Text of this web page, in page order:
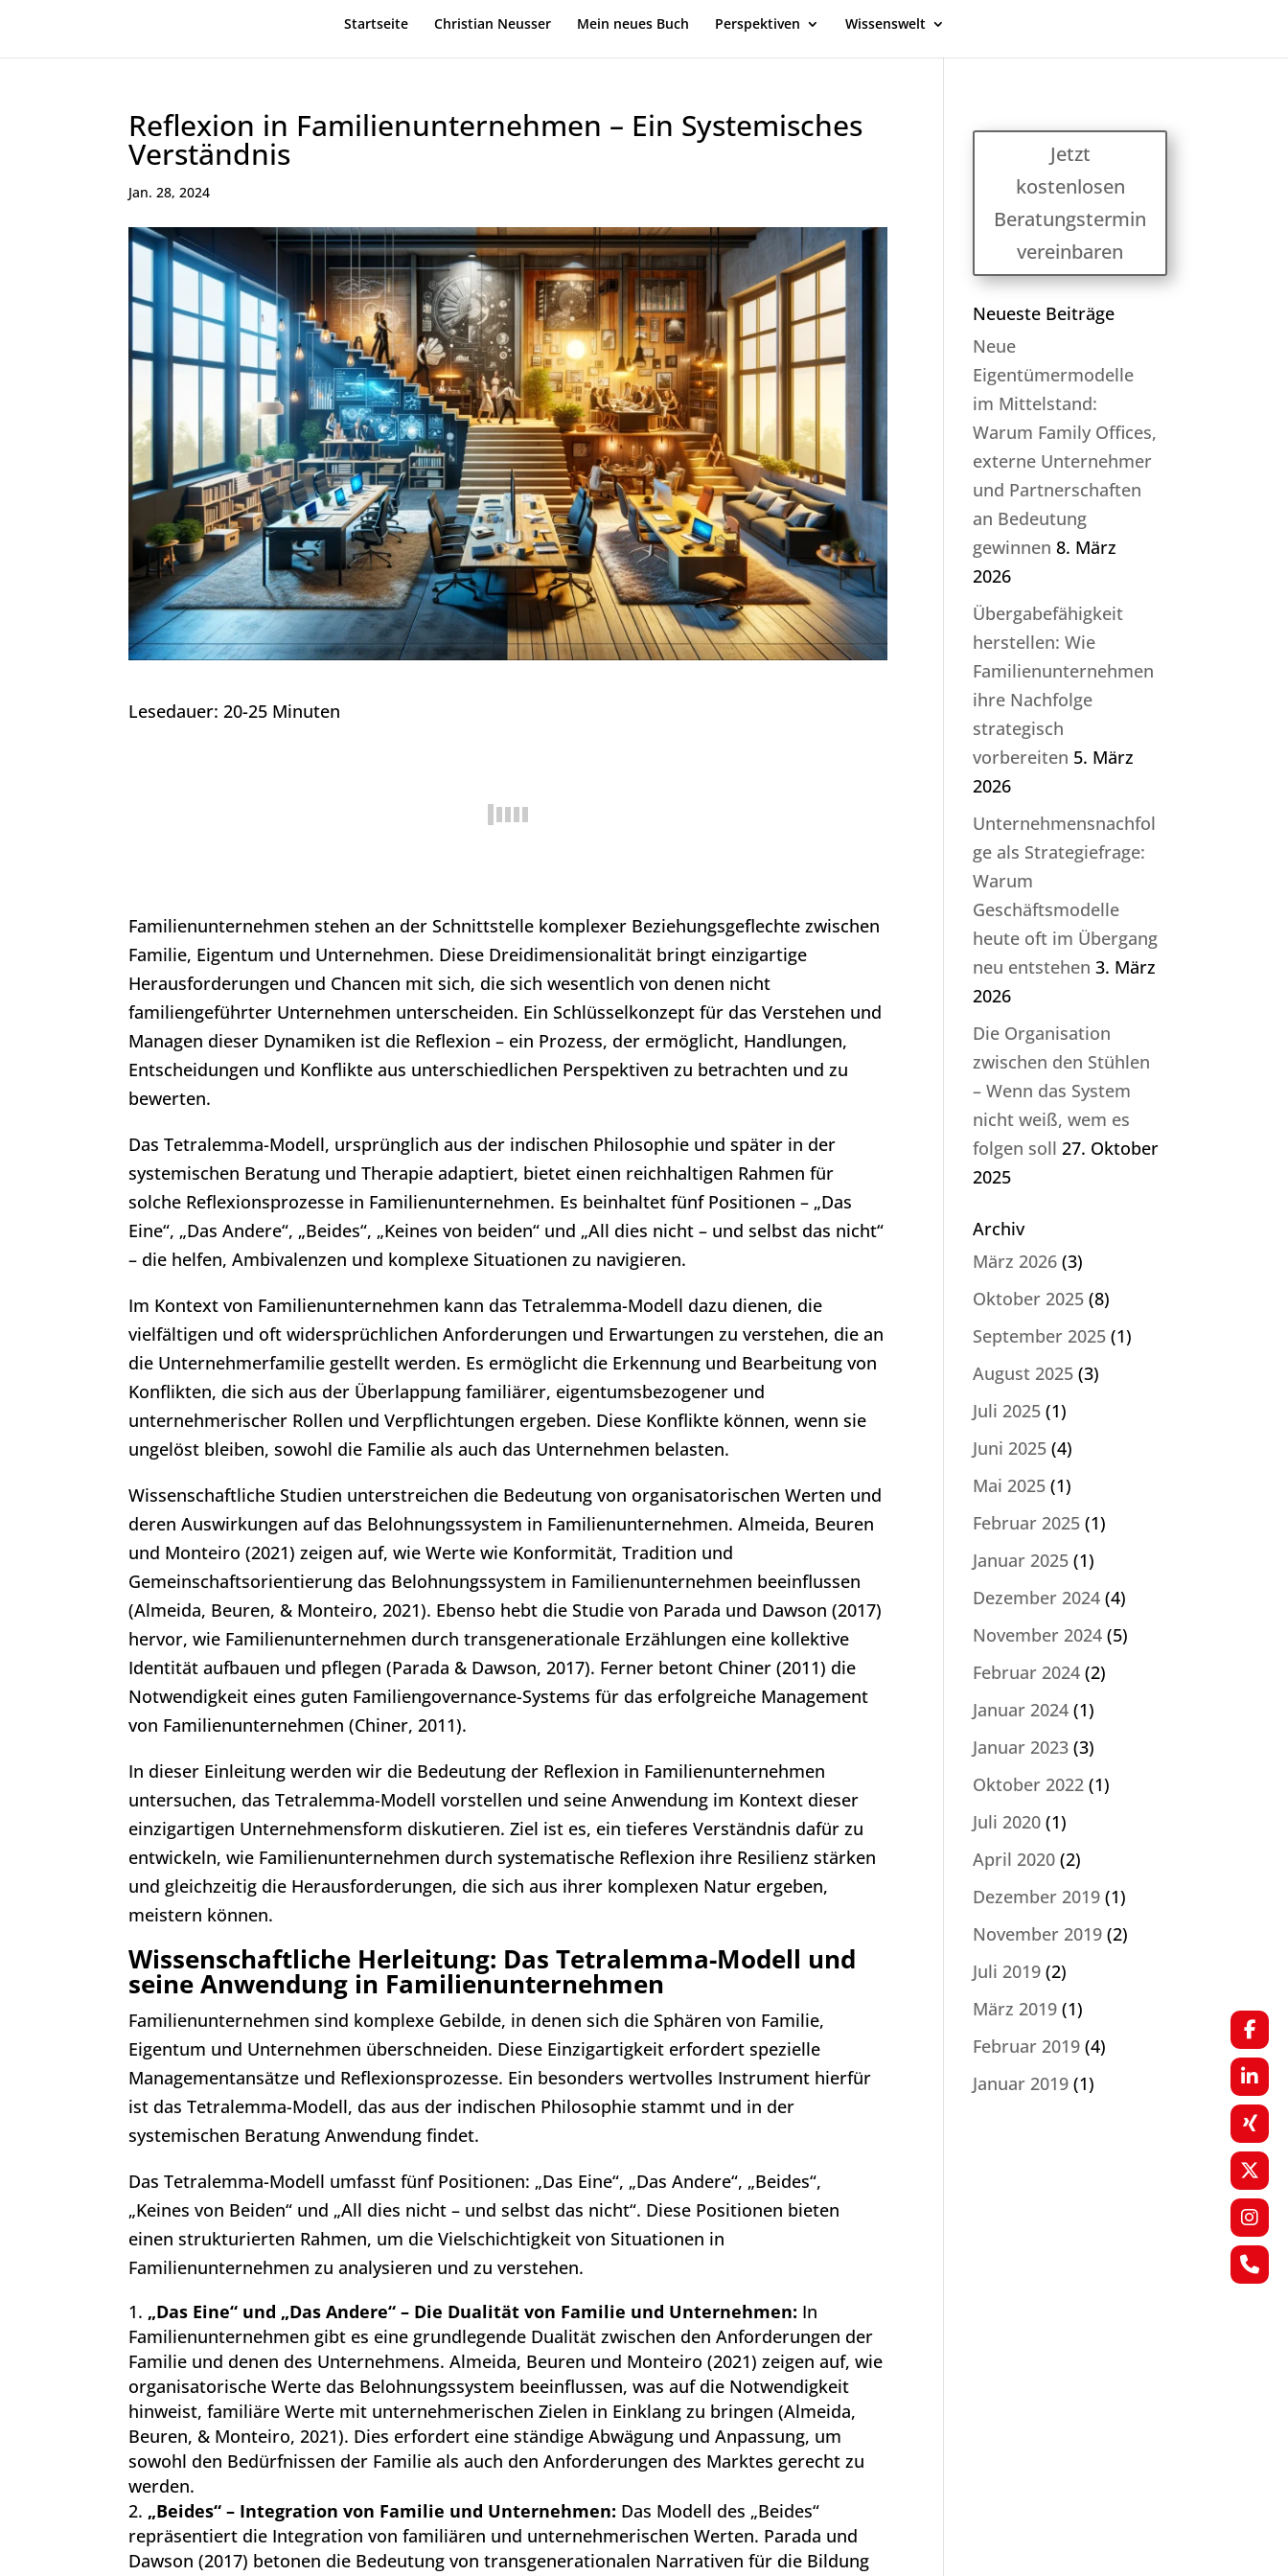
Startseite Christian Neusser Mein neues Buch Perspektiven Wissenswelt
Reflexion in Familienunternehmen – Ein Systemisches
Verständnis
Jan. 28, 2024
Lesedauer: 20-25 Minuten
Familienunternehmen stehen an der Schnittstelle komplexer Beziehungsgeflechte zwischen
Familie, Eigentum und Unternehmen. Diese Dreidimensionalität bringt einzigartige
Herausforderungen und Chancen mit sich, die sich wesentlich von denen nicht
familiengeführter Unternehmen unterscheiden. Ein Schlüsselkonzept für das Verstehen und
Managen dieser Dynamiken ist die Reflexion – ein Prozess, der ermöglicht, Handlungen,
Entscheidungen und Konflikte aus unterschiedlichen Perspektiven zu betrachten und zu
bewerten.
Das Tetralemma-Modell, ursprünglich aus der indischen Philosophie und später in der
systemischen Beratung und Therapie adaptiert, bietet einen reichhaltigen Rahmen für
solche Reflexionsprozesse in Familienunternehmen. Es beinhaltet fünf Positionen – „Das
Eine“, „Das Andere“, „Beides“, „Keines von beiden“ und „All dies nicht – und selbst das nicht“
– die helfen, Ambivalenzen und komplexe Situationen zu navigieren.
Im Kontext von Familienunternehmen kann das Tetralemma-Modell dazu dienen, die
vielfältigen und oft widersprüchlichen Anforderungen und Erwartungen zu verstehen, die an
die Unternehmerfamilie gestellt werden. Es ermöglicht die Erkennung und Bearbeitung von
Konflikten, die sich aus der Überlappung familiärer, eigentumsbezogener und
unternehmerischer Rollen und Verpflichtungen ergeben. Diese Konflikte können, wenn sie
ungelöst bleiben, sowohl die Familie als auch das Unternehmen belasten.
Wissenschaftliche Studien unterstreichen die Bedeutung von organisatorischen Werten und
deren Auswirkungen auf das Belohnungssystem in Familienunternehmen. Almeida, Beuren
und Monteiro (2021) zeigen auf, wie Werte wie Konformität, Tradition und
Gemeinschaftsorientierung das Belohnungssystem in Familienunternehmen beeinflussen
(Almeida, Beuren, & Monteiro, 2021). Ebenso hebt die Studie von Parada und Dawson (2017)
hervor, wie Familienunternehmen durch transgenerationale Erzählungen eine kollektive
Identität aufbauen und pflegen (Parada & Dawson, 2017). Ferner betont Chiner (2011) die
Notwendigkeit eines guten Familiengovernance-Systems für das erfolgreiche Management
von Familienunternehmen (Chiner, 2011).
In dieser Einleitung werden wir die Bedeutung der Reflexion in Familienunternehmen
untersuchen, das Tetralemma-Modell vorstellen und seine Anwendung im Kontext dieser
einzigartigen Unternehmensform diskutieren. Ziel ist es, ein tieferes Verständnis dafür zu
entwickeln, wie Familienunternehmen durch systematische Reflexion ihre Resilienz stärken
und gleichzeitig die Herausforderungen, die sich aus ihrer komplexen Natur ergeben,
meistern können.
Wissenschaftliche Herleitung: Das Tetralemma-Modell und
seine Anwendung in Familienunternehmen
Familienunternehmen sind komplexe Gebilde, in denen sich die Sphären von Familie,
Eigentum und Unternehmen überschneiden. Diese Einzigartigkeit erfordert spezielle
Managementansätze und Reflexionsprozesse. Ein besonders wertvolles Instrument hierfür
ist das Tetralemma-Modell, das aus der indischen Philosophie stammt und in der
systemischen Beratung Anwendung findet.
Das Tetralemma-Modell umfasst fünf Positionen: „Das Eine“, „Das Andere“, „Beides“,
„Keines von Beiden“ und „All dies nicht – und selbst das nicht“. Diese Positionen bieten
einen strukturierten Rahmen, um die Vielschichtigkeit von Situationen in
Familienunternehmen zu analysieren und zu verstehen.
„Das Eine“ und „Das Andere“ – Die Dualität von Familie und Unternehmen: In
Familienunternehmen gibt es eine grundlegende Dualität zwischen den Anforderungen der
Familie und denen des Unternehmens. Almeida, Beuren und Monteiro (2021) zeigen auf, wie
organisatorische Werte das Belohnungssystem beeinflussen, was auf die Notwendigkeit
hinweist, familiäre Werte mit unternehmerischen Zielen in Einklang zu bringen (Almeida,
Beuren, & Monteiro, 2021). Dies erfordert eine ständige Abwägung und Anpassung, um
sowohl den Bedürfnissen der Familie als auch den Anforderungen des Marktes gerecht zu
werden.
„Beides“ – Integration von Familie und Unternehmen: Das Modell des „Beides“
repräsentiert die Integration von familiären und unternehmerischen Werten. Parada und
Dawson (2017) betonen die Bedeutung von transgenerationalen Narrativen für die Bildung
Jetzt
kostenlosen
Beratungstermin
vereinbaren
Neueste Beiträge
Neue
Eigentümermodelle
im Mittelstand:
Warum Family Offices,
externe Unternehmer
und Partnerschaften
an Bedeutung
gewinnen 8. März
2026
Übergabefähigkeit
herstellen: Wie
Familienunternehmen
ihre Nachfolge
strategisch
vorbereiten 5. März
2026
Unternehmensnachfol
ge als Strategiefrage:
Warum
Geschäftsmodelle
heute oft im Übergang
neu entstehen 3. März
2026
Die Organisation
zwischen den Stühlen
– Wenn das System
nicht weiß, wem es
folgen soll 27. Oktober
2025
Archiv
März 2026 (3)
Oktober 2025 (8)
September 2025 (1)
August 2025 (3)
Juli 2025 (1)
Juni 2025 (4)
Mai 2025 (1)
Februar 2025 (1)
Januar 2025 (1)
Dezember 2024 (4)
November 2024 (5)
Februar 2024 (2)
Januar 2024 (1)
Januar 2023 (3)
Oktober 2022 (1)
Juli 2020 (1)
April 2020 (2)
Dezember 2019 (1)
November 2019 (2)
Juli 2019 (2)
März 2019 (1)
Februar 2019 (4)
Januar 2019 (1)